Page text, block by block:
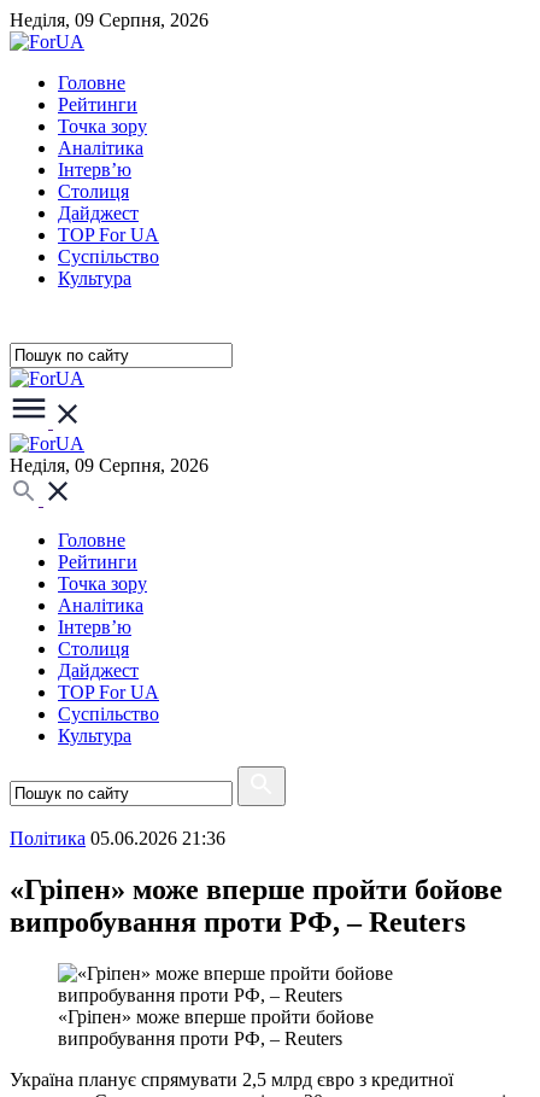
Неділя, 09 Серпня, 2026
Головне
Рейтинги
Точка зору
Аналітика
Інтерв’ю
Столиця
Дайджест
TOP For UA
Суспiльство
Культура
Неділя, 09 Серпня, 2026
Головне
Рейтинги
Точка зору
Аналітика
Інтерв’ю
Столиця
Дайджест
TOP For UA
Суспiльство
Культура
Полiтика 05.06.2026 21:36
«Гріпен» може вперше пройти бойове
випробування проти РФ, – Reuters
«Гріпен» може вперше пройти бойове
випробування проти РФ, – Reuters
Україна планує спрямувати 2,5 млрд євро з кредитної